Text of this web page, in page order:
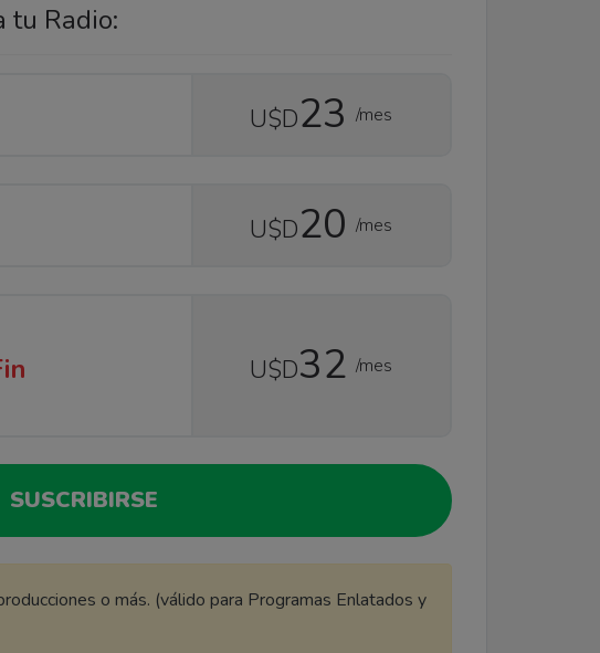
tu Radio:
U$D23 /mes
U$D20 /mes
U$D32 /mes
SUSCRIBIRSE
o más. (válido para Programas Enlatados y